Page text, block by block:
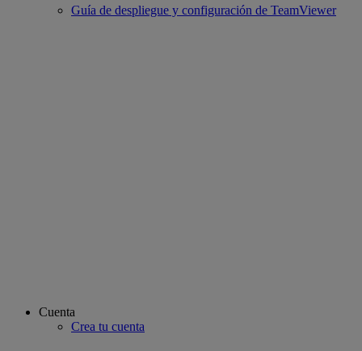
Guía de despliegue y configuración de TeamViewer
Cuenta
Crea tu cuenta